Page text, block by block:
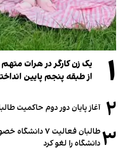
۱
یک زن کارگر در هرات
از طبقه پنجم پایین
۲ آغاز پایان دور دوم حاکمیت
۳دانشگاه را لغو کرد